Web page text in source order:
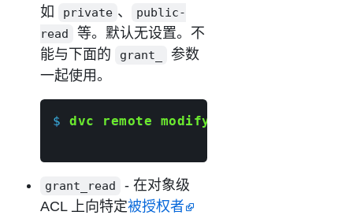
如
private 、
public-
read
等。默认无设置。不
能与下面的
grant_
参数
一起使用。
$ dvc remote modify
grant_read
- 在对象级
ACL 上向特定被授权者